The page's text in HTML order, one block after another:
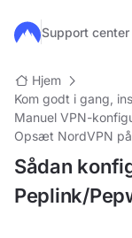
Gå til hovedindhold
Support center
Hjem
Kom godt i gang,
Manuel VPN-
Opsæt NordVPN
Sådan
Peplink/